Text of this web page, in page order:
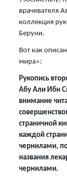
врачевателя
коллекция
Беруни.
Вот как
мира»:
Рукопись
Абу Али Ибн
внимание
страничной
каждой
чернилами,
названия
чернилами.